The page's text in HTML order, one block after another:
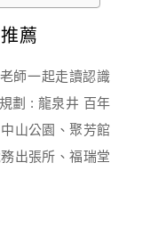
薦
師一起走讀認識
劃 : 龍泉井 百年
山公園、聚芳館
出張所、福瑞堂